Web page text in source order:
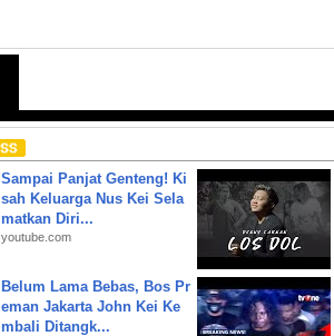
Sampai Panjat Genteng! Ki
sah Keluarga Nus Kei Sela
matkan Diri...
youtube.com
Belum Lama Bebas, Bos Pr
eman Jakarta John Kei Ke
mbali Ditangk...